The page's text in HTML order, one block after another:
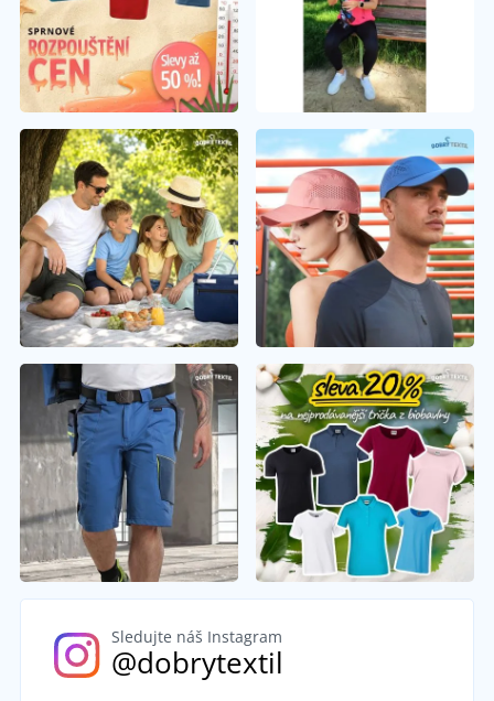
Sledujte náš Instagram
@dobrytextil